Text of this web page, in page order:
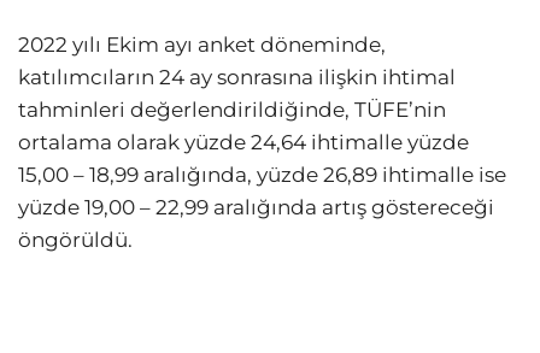
2022 yılı Ekim ayı anket döneminde,
katılımcıların 24 ay sonrasına ilişkin ihtimal
tahminleri değerlendirildiğinde, TÜFE’nin
ortalama olarak yüzde 24,64 ihtimalle yüzde
15,00 – 18,99 aralığında, yüzde 26,89 ihtimalle ise
yüzde 19,00 – 22,99 aralığında artış göstereceği
öngörüldü.